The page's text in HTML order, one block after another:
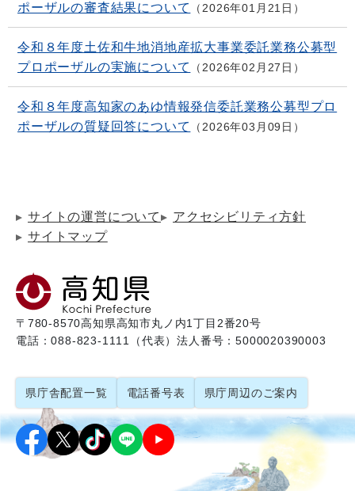
ポーザルの審査結果について
2026年01月21日
令和８年度土佐和牛地消地産拡大事業委託業務公募型
プロポーザルの実施について
2026年02月27日
令和８年度高知家のあゆ情報発信委託業務公募型プロ
ポーザルの質疑回答について
2026年03月09日
サイトの運営について
アクセシビリティ方針
サイトマップ
〒780-8570高知県高知市丸ノ内1丁目2番20号
電話：088-823-1111（代表）法人番号：5000020390003
県庁舎配置一覧 電話番号表 県庁周辺のご案内